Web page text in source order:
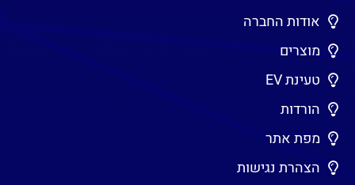
אודות החברה
מוצרים
טעינת EV
הורדות
מפת אתר
הצהרת נגישות